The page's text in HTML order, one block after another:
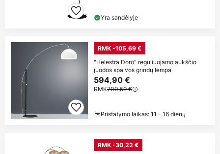
Yra sandėlyje
RMK -105,69 €
"Helestra Doro" reguliuojamo aukščio
juodos spalvos grindų lempa
594,90 €
RMK700,59 €
Pristatymo laikas: 11 - 16 dienų
RMK -30,22 €